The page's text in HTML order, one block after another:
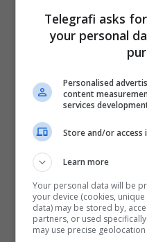
Telegrafi asks
your personal
Personalised
content
services
Store and/or
Learn more
Your personal data will be
your device (cookies,
data) may be stored by,
partners, or used
may use precise